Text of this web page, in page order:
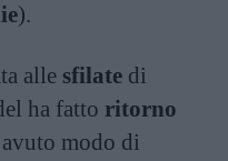
).
alle sfilate di
ha fatto ritorno
modo di